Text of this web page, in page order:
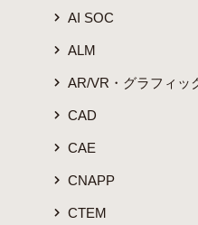
AI SOC
ALM
AR/VR・グラフィッ
CAD
CAE
CNAPP
CTEM